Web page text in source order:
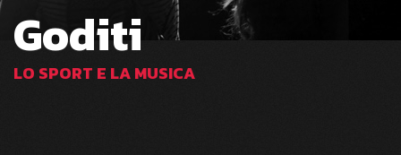
Goditi
LO SPORT E LA MUSICA